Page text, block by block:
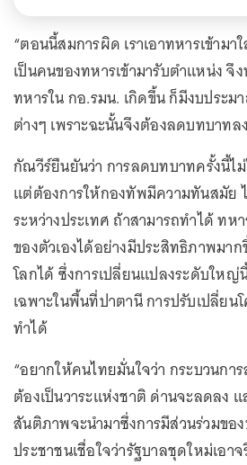
“ตอนนี้สมการผิด เราเอาทหารเข้าม
เป็นคนของทหารเข้ามารับตำแหน่ง จึง
ทหารใน กอ.รมน. เกิดขึ้น ก็มีงบประ
ต่างๆ เพราะฉะนั้นจึงต้องลดบทบาทล
กัณวีร์ยืนยันว่า การลดบทบาทครั้งนี้ไ
แต่ต้องการให้กองทัพมีความทันสมัย
ระหว่างประเทศ ถ้าสามารถทำได้ ท
ของตัวเองได้อย่างมีประสิทธิภาพมาก
โลกได้ ซึ่งการเปลี่ยนแปลงระดับใหญ่
เฉพาะในพื้นที่ปาตานี การปรับเปลี่ยน
ทำได้
“อยากให้คนไทยมั่นใจว่า กระบวนกา
ต้องเป็นวาระแห่งชาติ ด่านจะลดลง แ
สันติภาพจะนำมาซึ่งการมีส่วนร่วมขอ
ประชาชนเชื่อใจว่ารัฐบาลชุดใหม่เอาจ